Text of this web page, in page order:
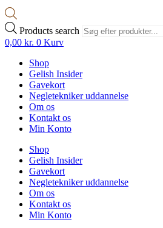
Products search
0,00 kr. 0 Kurv
Shop
Gelish Insider
Gavekort
Negletekniker uddannelse
Om os
Kontakt os
Min Konto
Shop
Gelish Insider
Gavekort
Negletekniker uddannelse
Om os
Kontakt os
Min Konto